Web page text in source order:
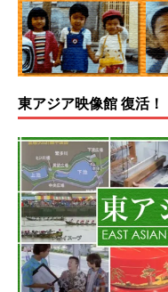
東アジア映像館 復活！